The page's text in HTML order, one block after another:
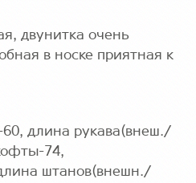
двунитка очень
в носке приятная к
60, длина рукава(внеш./
74,
штанов(внешн./